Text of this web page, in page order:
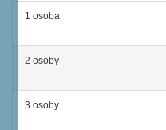
1 osoba
2 osoby
3 osoby